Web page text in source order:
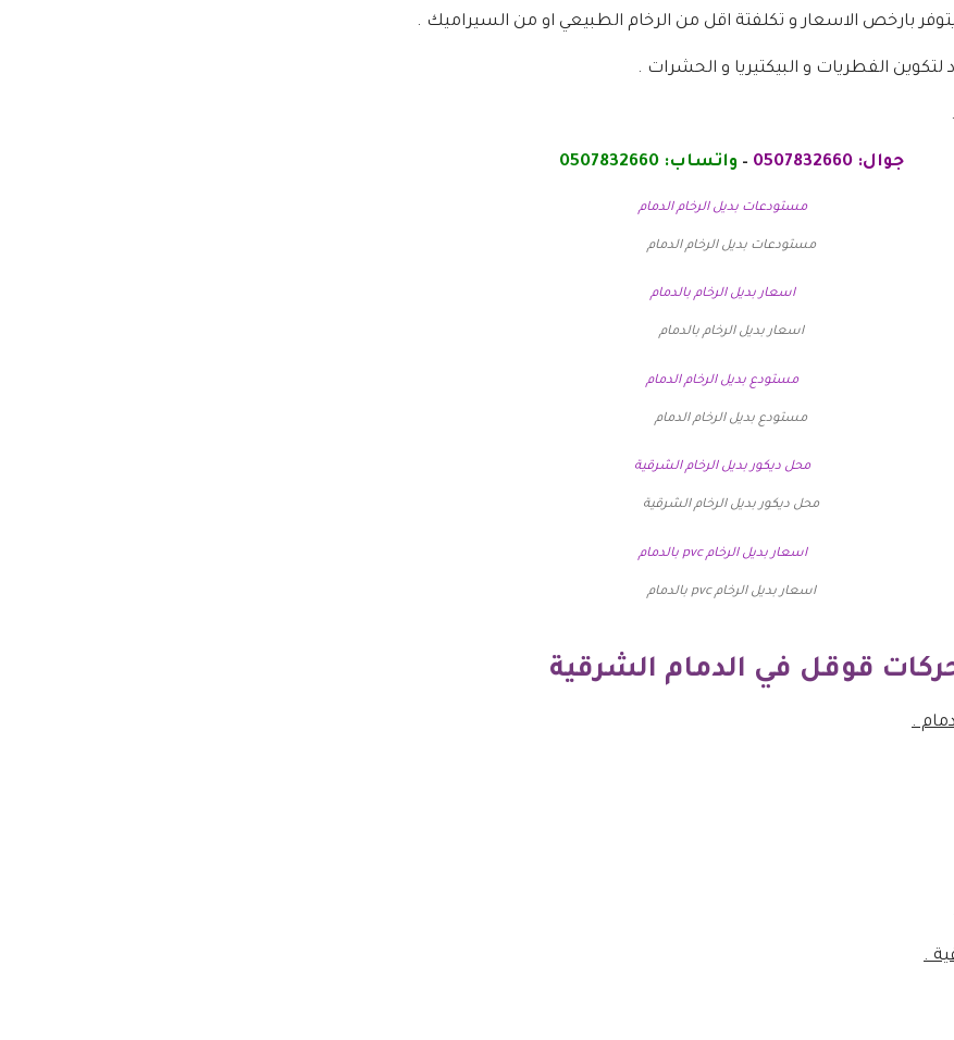
يتوفر بارخص الاسعار و تكلفتة اقل من الرخام الطبيعي او من السيراميك .
لتكوين الفطريات و البيكتيريا و الحشرات .
.
جوال:0507832660
– واتساب:0507832660
مستودعات بديل الرخام الدمام
اسعار بديل الرخام بالدمام
مستودع بديل الرخام الدمام
محل ديكور بديل الرخام الشرقية
اسعار بديل الرخام pvc بالدمام
قوقل في الدمام الشرقية
.
.